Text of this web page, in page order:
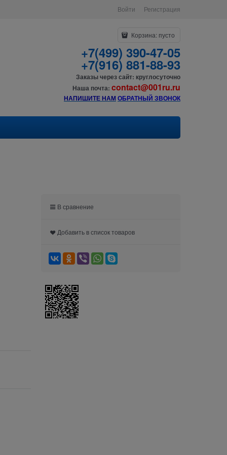
Войти Регистрация
Корзина: пусто
+7(499) 390-47-05
+7(916) 881-88-93
Заказы через сайт: круглосуточно
Наша почта: contact@001ru.ru
НАПИШИТЕ НАМОБРАТНЫЙ ЗВОНОК
В сравнение
Добавить в список товаров